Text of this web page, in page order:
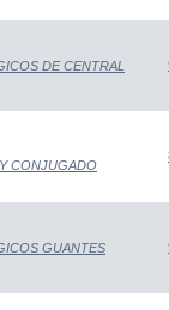
DE CENTRAL
CONJUGADO
GUANTES